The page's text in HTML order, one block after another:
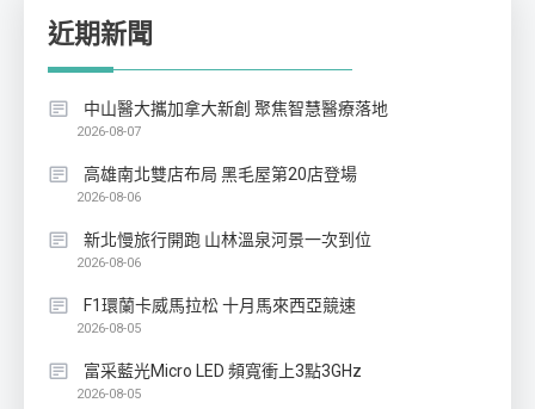
近期新聞
中山醫大攜加拿大新創 聚焦智慧醫療落地
2026-08-07
高雄南北雙店布局 黑毛屋第20店登場
2026-08-06
新北慢旅行開跑 山林溫泉河景一次到位
2026-08-06
F1環蘭卡威馬拉松 十月馬來西亞競速
2026-08-05
富采藍光Micro LED 頻寬衝上3點3GHz
2026-08-05